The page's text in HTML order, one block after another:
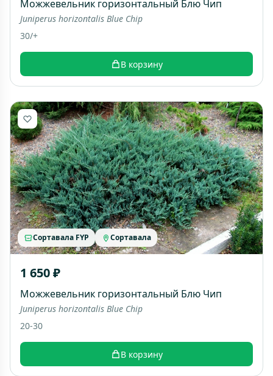
Можжевельник горизонтальный Блю Чип
Juniperus horizontalis Blue Chip
30/+
В корзину
Сортавала FYP Сортавала
1 650 ₽
Можжевельник горизонтальный Блю Чип
Juniperus horizontalis Blue Chip
20-30
В корзину